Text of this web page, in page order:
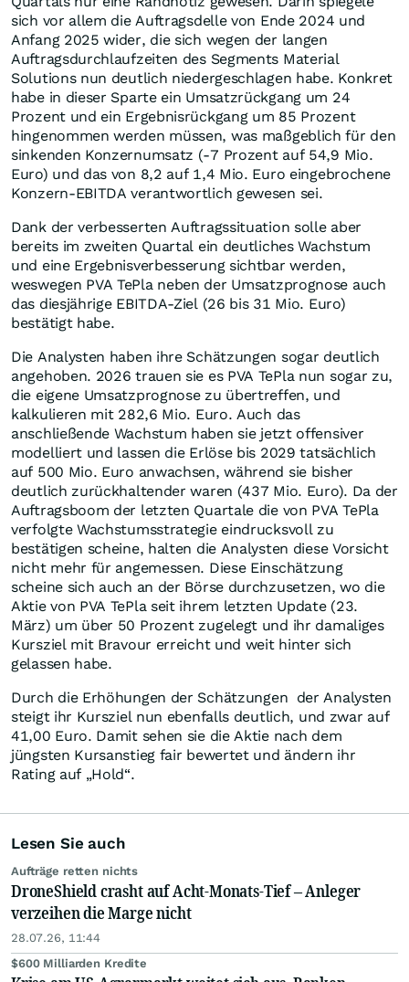
sich vor allem die Auftragsdelle von Ende 2024 und
Anfang 2025 wider, die sich wegen der langen
Auftragsdurchlaufzeiten des Segments Material
Solutions nun deutlich niedergeschlagen habe. Konkret
habe in dieser Sparte ein Umsatzrückgang um 24
Prozent und ein Ergebnisrückgang um 85 Prozent
hingenommen werden müssen, was maßgeblich für den
sinkenden Konzernumsatz (-7 Prozent auf 54,9 Mio.
Euro) und das von 8,2 auf 1,4 Mio. Euro eingebrochene
Konzern-EBITDA verantwortlich gewesen sei.
Dank der verbesserten Auftragssituation solle aber
bereits im zweiten Quartal ein deutliches Wachstum
und eine Ergebnisverbesserung sichtbar werden,
weswegen PVA TePla neben der Umsatzprognose auch
das diesjährige EBITDA-Ziel (26 bis 31 Mio. Euro)
bestätigt habe.
Die Analysten haben ihre Schätzungen sogar deutlich
angehoben. 2026 trauen sie es PVA TePla nun sogar zu,
die eigene Umsatzprognose zu übertreffen, und
kalkulieren mit 282,6 Mio. Euro. Auch das
anschließende Wachstum haben sie jetzt offensiver
modelliert und lassen die Erlöse bis 2029 tatsächlich
auf 500 Mio. Euro anwachsen, während sie bisher
deutlich zurückhaltender waren (437 Mio. Euro). Da der
Auftragsboom der letzten Quartale die von PVA TePla
verfolgte Wachstumsstrategie eindrucksvoll zu
bestätigen scheine, halten die Analysten diese Vorsicht
nicht mehr für angemessen. Diese Einschätzung
scheine sich auch an der Börse durchzusetzen, wo die
Aktie von PVA TePla seit ihrem letzten Update (23.
März) um über 50 Prozent zugelegt und ihr damaliges
Kursziel mit Bravour erreicht und weit hinter sich
gelassen habe.
Durch die Erhöhungen der Schätzungen der Analysten
steigt ihr Kursziel nun ebenfalls deutlich, und zwar auf
41,00 Euro. Damit sehen sie die Aktie nach dem
jüngsten Kursanstieg fair bewertet und ändern ihr
Rating auf „Hold“.
Lesen Sie auch
Aufträge retten nichts
DroneShield crasht auf Acht-Monats-Tief – Anleger
verzeihen die Marge nicht
28.07.26, 11:44
$600 Milliarden Kredite